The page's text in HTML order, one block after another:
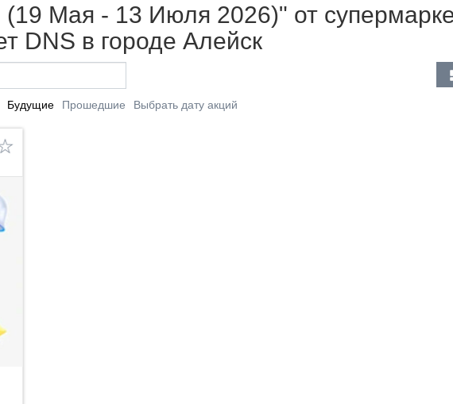
Мая - 13 Июля 2026)" от
DNS в городе Алейск
Будущие Прошедшие Выбрать дату акций